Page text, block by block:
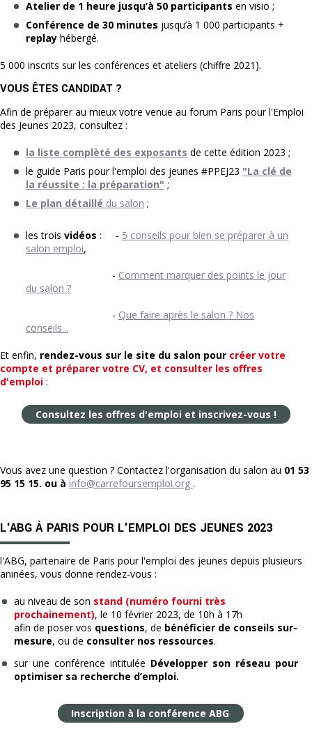
Atelier de 1 heure jusqu’à 50 participants en visio ;
Conférence de 30 minutes jusqu’à 1 000 participants +
replay hébergé.
5 000 inscrits sur les conférences et ateliers (chiffre 2021).
VOUS ÊTES CANDIDAT ?
Afin de préparer au mieux votre venue au forum Paris pour l'Emploi
des Jeunes 2023, consultez :
la liste complèté des exposants de cette édition 2023 ;
le guide Paris pour l'emploi des jeunes #PPEJ23 "La clé de
la réussite : la préparation" ;
Le plan détaillé du salon ;
les trois vidéos : - 5 conseils pour bien se préparer à un
salon emploi,
- Comment marquer des points le jour
du salon ?
- Que faire après le salon ? Nos
conseils...
Et enfin, rendez-vous sur le site du salon pour créer votre
compte et préparer votre CV, et consulter les offres
d'emploi :
Consultez les offres d'emploi et inscrivez-vous !
Vous avez une question ? Contactez l'organisation du salon au 01 53
95 15 15. ou à info@carrefoursemploi.org .
L'ABG À PARIS POUR L'EMPLOI DES JEUNES 2023
l'ABG, partenaire de Paris pour l'emploi des jeunes depuis plusieurs
aninées, vous donne rendez-vous :
au niveau de son stand (numéro fourni très
prochainement), le 10 février 2023, de 10h à 17h
afin de poser vos questions, de bénéficier de conseils sur-
mesure, ou de consulter nos ressources.
sur une conférence intitulée Développer son réseau pour
optimiser sa recherche d’emploi.
Inscription à la conférence ABG